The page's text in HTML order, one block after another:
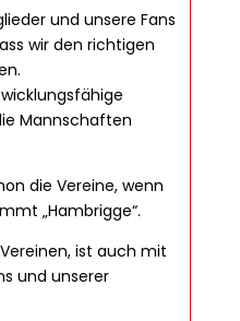
und unsere Fans
wir den richtigen
Mannschaften
die Vereine, wenn
„Hambrigge“.
ist auch mit
und unserer